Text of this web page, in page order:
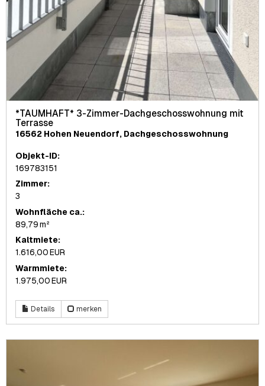
*TAUMHAFT* 3-Zimmer-Dachgeschosswohnung mit
Terrasse
16562 Hohen Neuendorf, Dachgeschosswohnung
Objekt-ID:
169783151
Zimmer:
3
Wohnfläche ca.:
89,79 m²
Kaltmiete:
1.616,00 EUR
Warmmiete:
1.975,00 EUR
Details merken